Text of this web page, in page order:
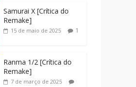
Samurai X [Crítica do
Remake]
15 de maio de 2025 1
Ranma 1/2 [Crítica do
Remake]
7 de março de 2025